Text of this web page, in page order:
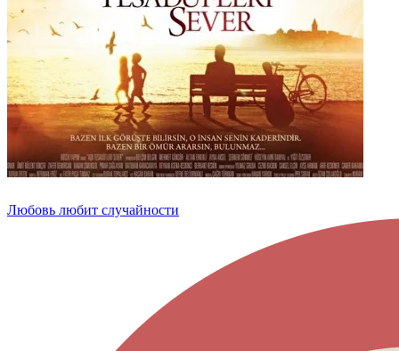
Любовь любит случайности